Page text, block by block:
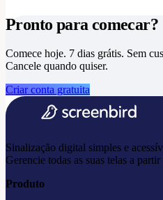
Pronto para comecar?
Comece hoje. 7 dias grátis. Sem
Cancele quando quiser.
Criar conta gratuita
Sinalização digital simples e
Gerencie todas as suas telas a
Produto